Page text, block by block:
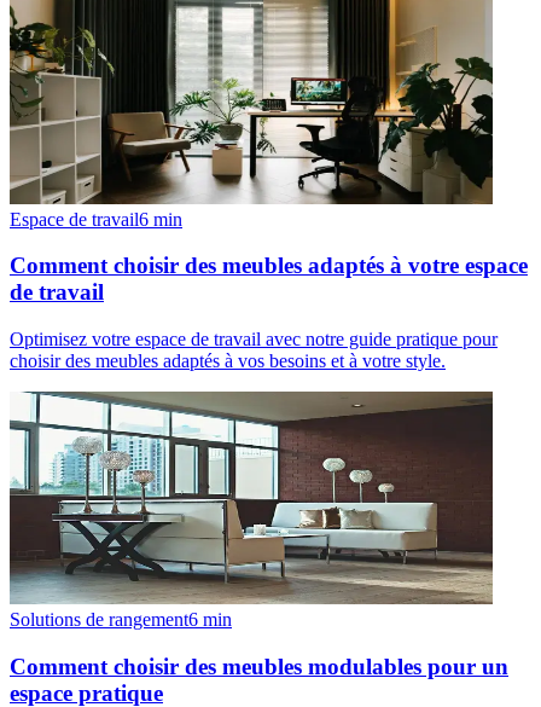
Espace de travail6 min
Comment choisir des meubles adaptés à votre espace
de travail
Optimisez votre espace de travail avec notre guide pratique pour
choisir des meubles adaptés à vos besoins et à votre style.
Solutions de rangement6 min
Comment choisir des meubles modulables pour un
espace pratique